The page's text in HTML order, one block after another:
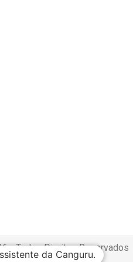
- Todos Direitos Reservados
da Canguru.